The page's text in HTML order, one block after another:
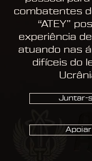
combatentes
“ATEY”
experiência
atuando nas
difíceis do
Juntar-
Apoiar